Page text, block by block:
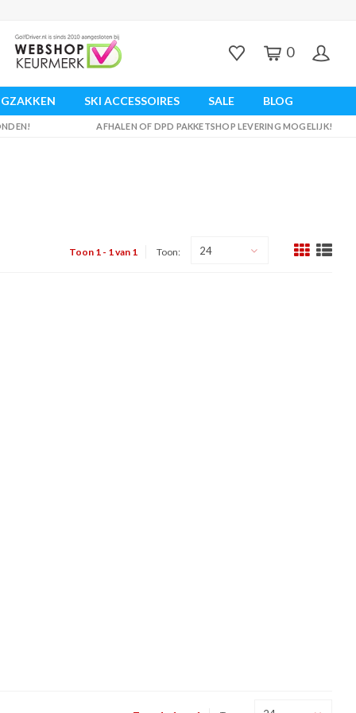
0
SKI ACCESSOIRES SALE BLOG
AFHALEN OF DPD PAKKETSHOP LEVERING MOGELIJK!
Toon 1 - 1 van 1 Toon: 24